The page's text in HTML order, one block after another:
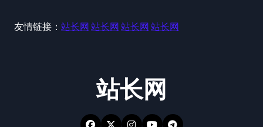
友情链接： 站长网 站长网 站长网 站长网
站长网